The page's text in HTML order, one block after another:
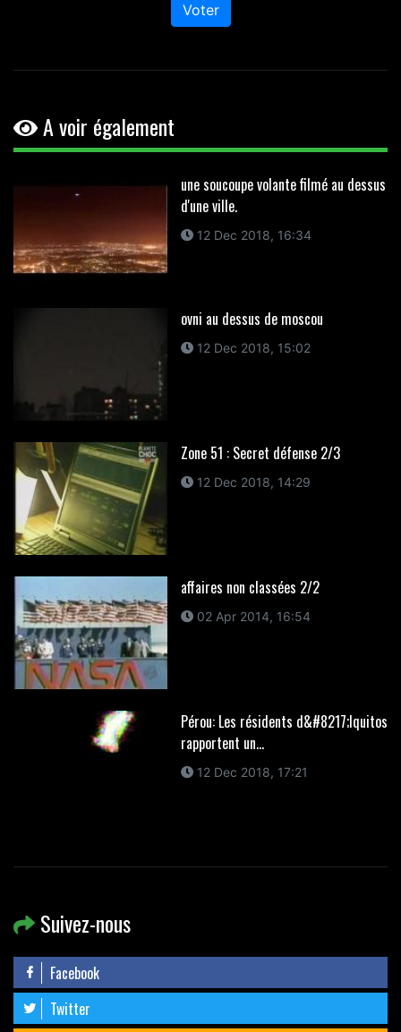
Voter
A voir également
une soucoupe volante filmé au dessus
d'une ville.
12 Dec 2018, 16:34
ovni au dessus de moscou
12 Dec 2018, 15:02
Zone 51 : Secret défense 2/3
12 Dec 2018, 14:29
affaires non classées 2/2
02 Apr 2014, 16:54
Pérou: Les résidents d&#8217;Iquitos
rapportent un...
12 Dec 2018, 17:21
Suivez-nous
Facebook
Twitter